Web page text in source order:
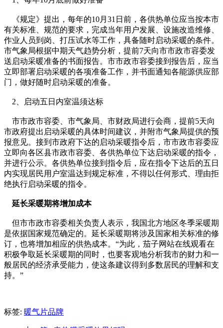
《规定》提出，每年的10月31日前，各供热单位应当按本市
有关标准、规范的要求，完成当年用户发展、设施改造维修、
作业人员到岗、打压试水等工作，具备随时启动采暖的条件。
市气象局根据中期天气趋势分析，提前7天向市市政市容委发
送启动采暖准备的书面报告。市市政市容委接到报告后，应当
立即部署启动采暖的各项准备工作，并书面通知各能源供应部
门，做好随时启动采暖的准备。
2、启动五日内室温须达标
市市政市容委、市气象局、市财政局进行会商，提前5天向
市政府提出启动采暖的具体时间建议，并附市气象局提供的预
报意见。接到市政府下达的启动采暖指令后，市市政市容委应
立即向各区县市政市容委、各供热单位下达启动采暖的指令，
并进行公示。各供热单位接到指令后，应在指令下达后的五日
内实现居民用户室温达到规定标准，不得以任何形式、理由拒
绝执行启动采暖的指令。
延长采暖期将增加成本
但市市政市容委相关负责人表示，我国北方地区冬季采暖期
是依据国家规范确定的。延长采暖期将涉及国家相关标准的修
订，也将增加相应的供热成本。“为此，茄子网站在线观看在
积极争取延长采暖期的同时，也要客观地分析我市的财力和一
般居民的经济承受能力，使这条建议得到多数居民的理解和支
持。”
标签: 暖气片品牌